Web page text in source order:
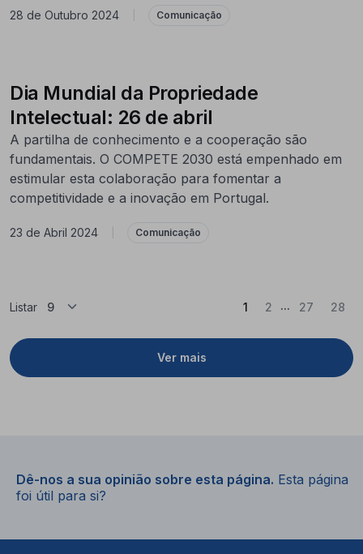
28 de Outubro 2024 Comunicação
Dia Mundial da Propriedade
Intelectual: 26 de abril
A partilha de conhecimento e a cooperação são
fundamentais. O COMPETE 2030 está empenhado em
estimular esta colaboração para fomentar a
competitividade e a inovação em Portugal.
23 de Abril 2024 Comunicação
Listar
Ver mais
1 (Atual)
2 ... 27 28
Dê-nos a sua opinião sobre esta página. Esta página
foi útil para si?